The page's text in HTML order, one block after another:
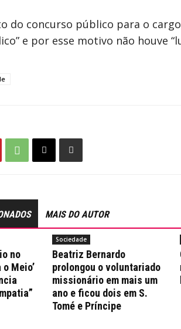
do concurso público para o
e por esse motivo não houve
MAIS DO AUTOR
no
Meio’
Sociedade
Beatriz Bernardo
prolongou o voluntariado
missionário em mais um
ano e ficou dois em S.
Tomé e Príncipe